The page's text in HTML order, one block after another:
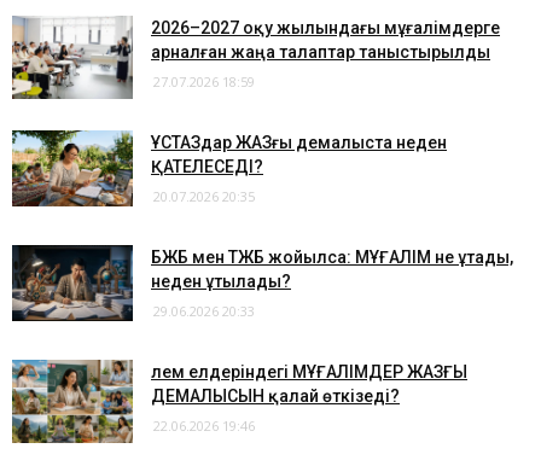
2026–2027 оқу жылындағы мұғалімдерге
арналған жаңа талаптар таныстырылды
27.07.2026 18:59
​ҰСТАЗдар ЖАЗғы демалыста неден
ҚАТЕЛЕСЕДІ?
20.07.2026 20:35
​БЖБ мен ТЖБ жойылса: МҰҒАЛІМ не ұтады,
неден ұтылады?
29.06.2026 20:33
​Әлем елдеріндегі МҰҒАЛІМДЕР ЖАЗҒЫ
ДЕМАЛЫСЫН қалай өткізеді?
22.06.2026 19:46